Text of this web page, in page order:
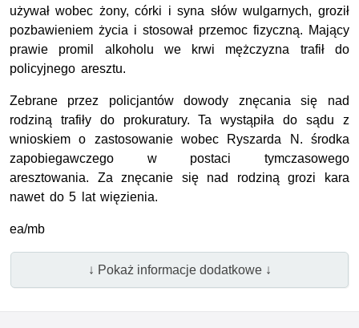
używał wobec żony, córki i syna słów wulgarnych, groził
pozbawieniem życia i stosował przemoc fizyczną. Mający
prawie promil alkoholu we krwi mężczyzna trafił do
policyjnego aresztu.
Zebrane przez policjantów dowody znęcania się nad
rodziną trafiły do prokuratury. Ta wystąpiła do sądu z
wnioskiem o zastosowanie wobec Ryszarda N. środka
zapobiegawczego w postaci tymczasowego
aresztowania. Za znęcanie się nad rodziną grozi kara
nawet do 5 lat więzienia.
ea/mb
↓ Pokaż informacje dodatkowe ↓